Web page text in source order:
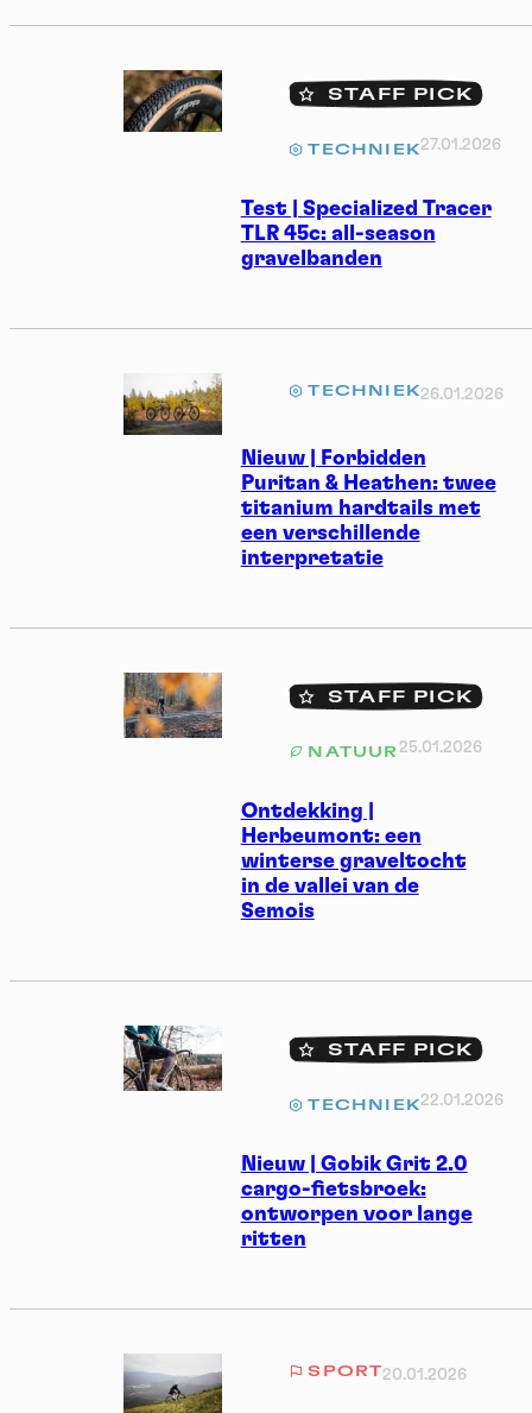
Test | Specialized Tracer
TLR 45c: all-season
gravelbanden
STAFF PICK
TECHNIEK27.01.2026
Nieuw | Forbidden
Puritan & Heathen: twee
titanium hardtails met
een verschillende
interpretatie
TECHNIEK26.01.2026
Ontdekking |
Herbeumont: een
winterse graveltocht
in de vallei van de
Semois
STAFF PICK
NATUUR 25.01.2026
Nieuw | Gobik Grit 2.0
cargo-fietsbroek:
ontworpen voor lange
ritten
STAFF PICK
TECHNIEK22.01.2026
SPORT20.01.2026